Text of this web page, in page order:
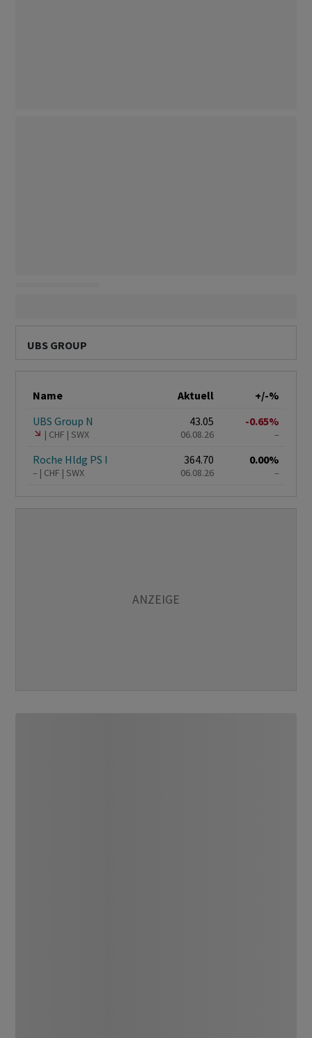
UBS GROUP
Name Aktuell
+/-%
UBS Group N
CHF SWX
43.05
06.08.26
-0.65%
–
Roche Hldg PS I
– CHF SWX
364.70
06.08.26
0.00%
–